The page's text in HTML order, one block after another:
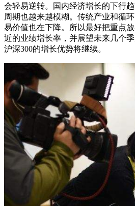
会轻易逆转。国内经济增长的下行
周期也越来越模糊。传统产业和循
易价值也在下降。所以最好把重点
近的业绩增长率，并展望未来几个
沪深300的增长优势将继续。